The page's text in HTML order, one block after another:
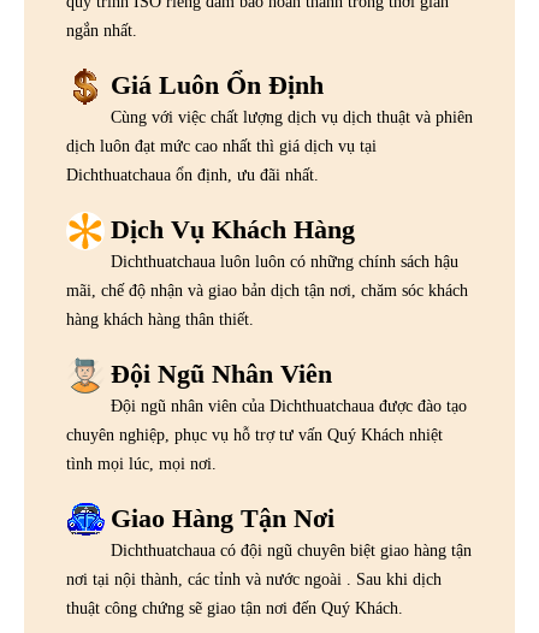
ngắn nhất.
Giá Luôn Ổn Định
Cùng với việc chất lượng dịch vụ dịch thuật và phiên
dịch luôn đạt mức cao nhất thì giá dịch vụ tại
Dichthuatchaua ổn định, ưu đãi nhất.
Dịch Vụ Khách Hàng
Dichthuatchaua luôn luôn có những chính sách hậu
mãi, chế độ nhận và giao bản dịch tận nơi, chăm sóc khách
hàng khách hàng thân thiết.
Đội Ngũ Nhân Viên
Đội ngũ nhân viên của Dichthuatchaua được đào tạo
chuyên nghiệp, phục vụ hỗ trợ tư vấn Quý Khách nhiệt
tình mọi lúc, mọi nơi.
Giao Hàng Tận Nơi
Dichthuatchaua có đội ngũ chuyên biệt giao hàng tận
nơi tại nội thành, các tỉnh và nước ngoài . Sau khi dịch
thuật công chứng sẽ giao tận nơi đến Quý Khách.